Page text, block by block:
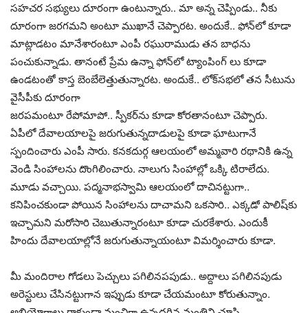
స‌హ‌చ‌ర స‌భ్యులు దూరంగా ఉంటున్నారు.. మా అన్న చెప్పిండు.. నీకు
దూరంగా జ‌ర‌గ‌మ‌ని అంటూ ముఖానే చెప్పార‌ట‌. అందుకే.. ఫోన్‌లో కూడా
మాట్లాడ‌టం మానేశారంటూ ఎంపీ ర‌ఘురాముడు త‌న బాధ‌ను
పంచుకున్నాడు. తానంటే ప్రేమ ఉన్నా ఫోన్‌లో ట్యాంపింగ్ లు కూడా
ఉండ‌టంతో కాస్త బెంబేలెత్తుతున్నార‌ట‌. అందుకే.. లోక్‌స‌భ‌లో త‌న సీటును
వైసీపీకు దూరంగా
జ‌ర‌ప‌మంటూ రేపోమాపో.. స్పీక‌ర్‌ను కూడా కోర‌తానంటూ చెప్పారు.
ఏపీలో దేవాల‌యాల‌పై జ‌రుగుతున్న‌దాడుల‌పై కూడా ఘాటుగానే
స్పందించారు ఎంపీ సారు. క‌న‌క‌దుర్గ ఆల‌యంలో అమ్మ‌వారి ర‌థానికి ఉన్న
వెండి సింహాల‌ను దొంగిలించారు. నాలుగు సింహాల్లో ఒక్కి టిరాలేదు.
మూడు వ‌చ్చాయి. ప‌ద్మ‌నాభ‌స్వామి ఆల‌యంలో దాచిన‌ట్టుగా..
కనిపించ‌కుండా పోయిన సింహాల‌ను దాచామ‌ని ఒక‌సారి.. ఎక్క‌డో పాలిష్‌కు
ఇచ్చామ‌ని మ‌రోసారి చెబుతున్నారంటూ కూడా చుర‌కేశారు. ఎందుకీ
హిందు దేవాల‌యాల్లోనే జ‌రుగుతున్నాయంటూ విమ‌ర్శించారు కూడా.
మీ మందిరాల గోడ‌‌లు పెచ్చులు ప‌గిలిన‌పపుడు.. అద్దాలు ప‌గిలిన‌పుడు
అరెస్టులు చేసిన‌ట్టుగాన ఇప్పుడు కూడా చేయ‌మంటూ కోరుతున్నాం.